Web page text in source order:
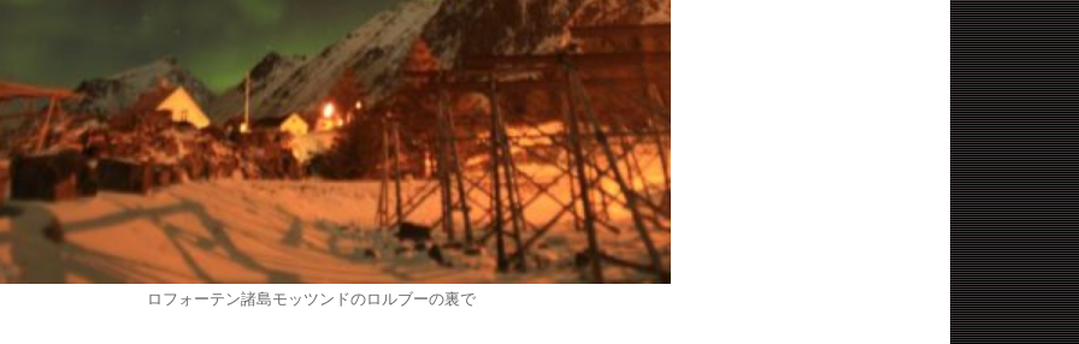
ロフォーテン諸島モッツンドのロルブーの裏で